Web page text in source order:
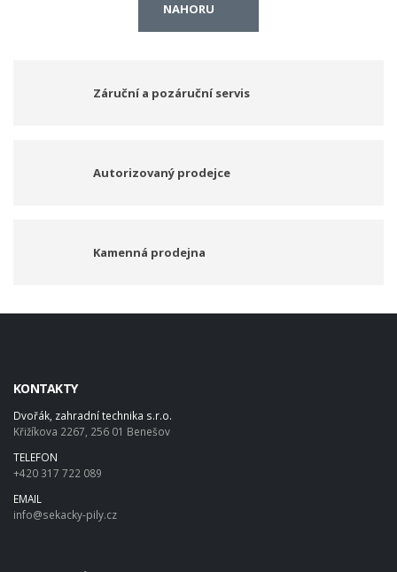
NAHORU
Záruční a pozáruční servis
Autorizovaný prodejce
Kamenná prodejna
KONTAKTY
Dvořák, zahradní technika s.r.o.
Křižíkova 2267, 256 01 Benešov
TELEFON
+420 317 722 089
EMAIL
info@sekacky-pily.cz